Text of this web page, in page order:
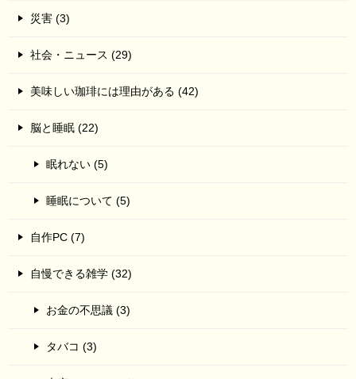
災害 (3)
社会・ニュース (29)
美味しい珈琲には理由がある (42)
脳と睡眠 (22)
眠れない (5)
睡眠について (5)
自作PC (7)
自慢できる雑学 (32)
お金の不思議 (3)
タバコ (3)